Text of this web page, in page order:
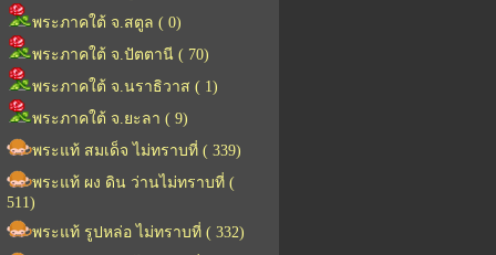
พระภาคใต้ จ.สตูล ( 0)
พระภาคใต้ จ.ปัตตานี ( 70)
พระภาคใต้ จ.นราธิวาส ( 1)
พระภาคใต้ จ.ยะลา ( 9)
พระแท้ สมเด็จ ไม่ทราบที่ ( 339)
พระแท้ ผง ดิน ว่านไม่ทราบที่ (
511)
พระแท้ รูปหล่อ ไม่ทราบที่ ( 332)